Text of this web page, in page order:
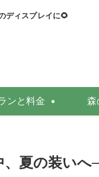
ディスプレイに🌻
ンと料金 森
、夏の装い